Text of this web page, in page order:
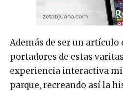
Además de ser un artículo
portadores de estas
experiencia interactiva
parque, recreando así la